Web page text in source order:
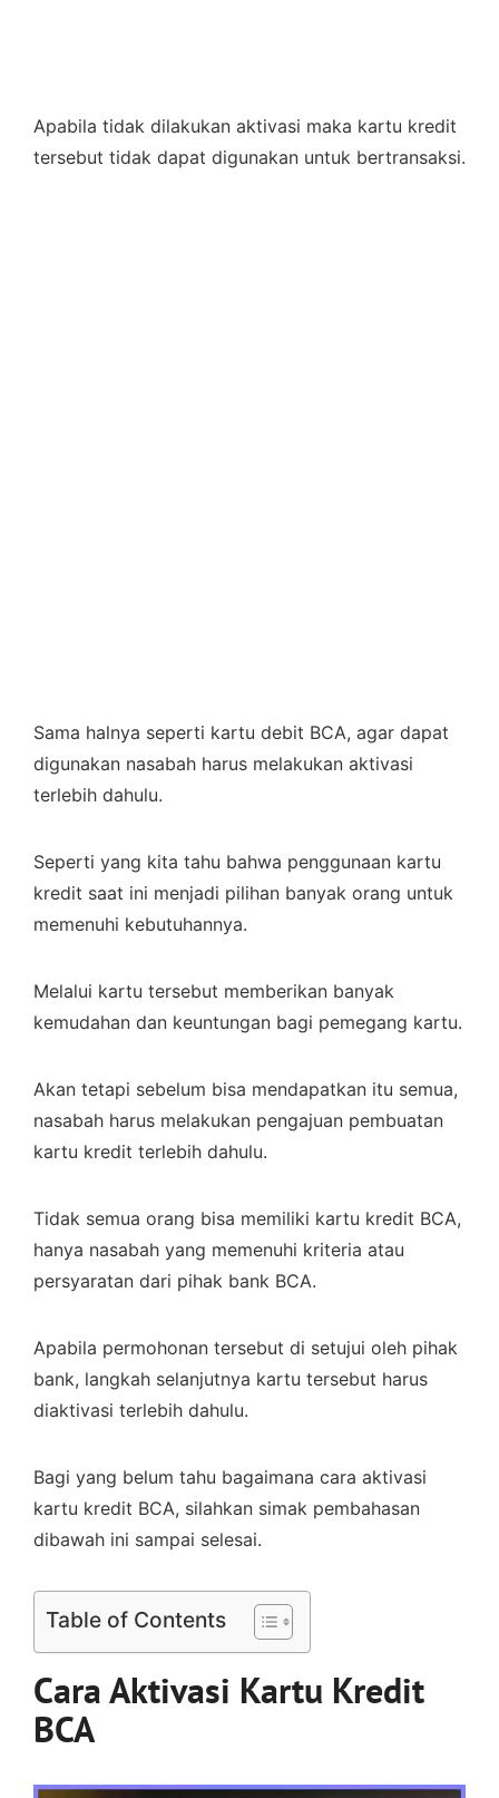
Apabila tidak dilakukan aktivasi maka kartu kredit
tersebut tidak dapat digunakan untuk bertransaksi.
Sama halnya seperti kartu debit BCA, agar dapat
digunakan nasabah harus melakukan aktivasi
terlebih dahulu.
Seperti yang kita tahu bahwa penggunaan kartu
kredit saat ini menjadi pilihan banyak orang untuk
memenuhi kebutuhannya.
Melalui kartu tersebut memberikan banyak
kemudahan dan keuntungan bagi pemegang kartu.
Akan tetapi sebelum bisa mendapatkan itu semua,
nasabah harus melakukan pengajuan pembuatan
kartu kredit terlebih dahulu.
Tidak semua orang bisa memiliki kartu kredit BCA,
hanya nasabah yang memenuhi kriteria atau
persyaratan dari pihak bank BCA.
Apabila permohonan tersebut di setujui oleh pihak
bank, langkah selanjutnya kartu tersebut harus
diaktivasi terlebih dahulu.
Bagi yang belum tahu bagaimana cara aktivasi
kartu kredit BCA, silahkan simak pembahasan
dibawah ini sampai selesai.
Table of Contents
Cara Aktivasi Kartu Kredit
BCA